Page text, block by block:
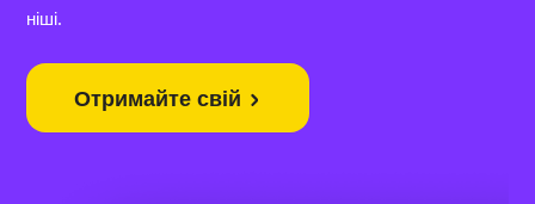
ніші.
Отримайте свій